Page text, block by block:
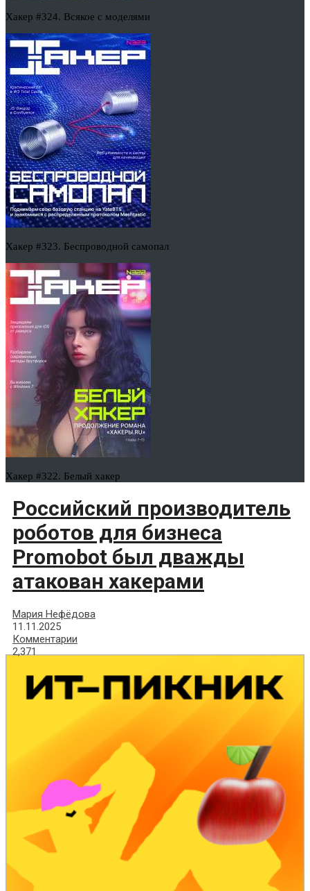
Хакер #324. Всякое с моделями
Хакер #323. Беспроводной самопал
Хакер #322. Белый хакер
Российский производитель
роботов для бизнеса
Promobot был дважды
атакован хакерами
Мария Нефёдова
11.11.2025
Комментарии
2,371